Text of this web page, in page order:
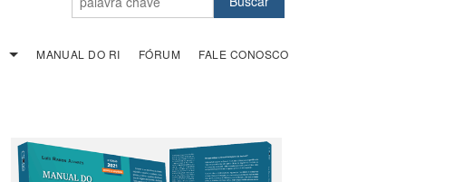
MANUAL DO RI FÓRUM FALE CONOSCO